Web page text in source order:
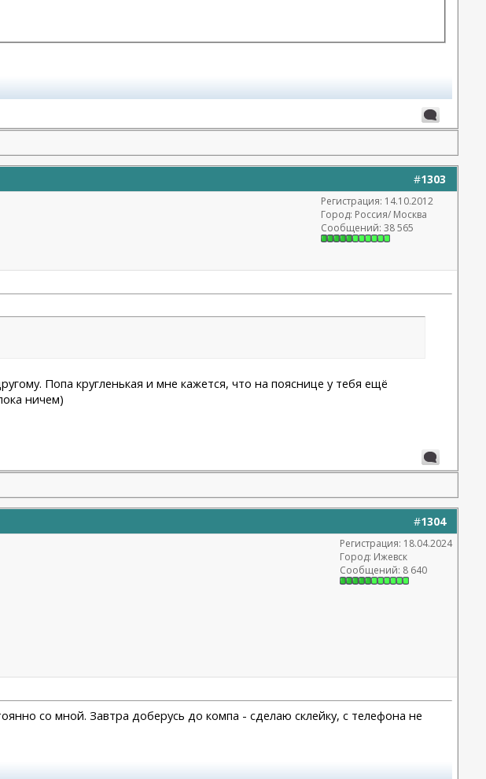
#1303
Регистрация: 14.10.2012
Город: Россия/ Москва
Сообщений: 38 565
Попа кругленькая и мне кажется, что на пояснице у тебя ещё
ничем)
#1304
Регистрация: 18.04.2024
Город: Ижевск
Сообщений: 8 640
со мной. Завтра доберусь до компа - сделаю склейку, с телефона не